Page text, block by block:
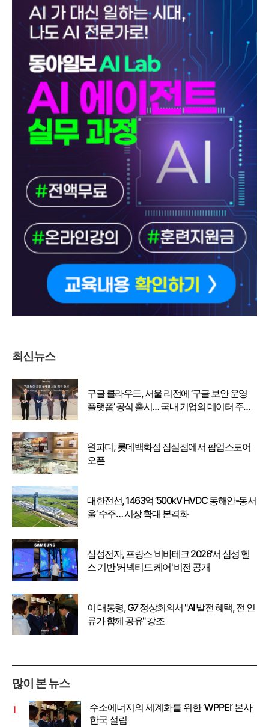
최신뉴스
구글 클라우드, 서울 리전에 ‘구글 보안 운영
플랫폼’ 공식 출시… 국내 기업의 데이터 주권
원파디, 롯데백화점 잠실점에서 팝업스토어
오픈
대한전선, 1463억 ‘500kV HVDC 동해안-동서
울’ 수주… 시장 확대 본격화
삼성전자, 프랑스 '비바테크 2026'서 삼성 헬
스 기반 '커넥티드 케어' 비전 공개
이 대통령, G7 정상회의서 "AI 발전 혜택, 전 인
류가 함께 공유" 강조
많이 본 뉴스
수소에너지의 세계화를 위한 ‘WPPEI’ 본사
한국 설립